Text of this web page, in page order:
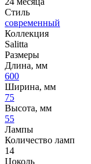
Стиль
современный
Коллекция
Salitta
Размеры
Длина, мм
600
Ширина, мм
75
Высота, мм
55
Лампы
Количество ламп
14
Цоколь